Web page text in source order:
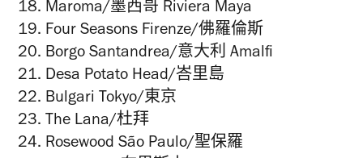
Maroma/墨西哥 Riviera Maya
Four Seasons Firenze/佛羅倫斯
Borgo Santandrea/意大利 Amalfi
Desa Potato Head/峇里島
Bulgari Tokyo/東京
The Lana/杜拜
Rosewood São Paulo/聖保羅